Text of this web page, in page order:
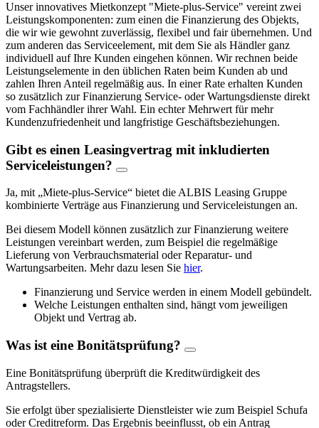
Unser innovatives Mietkonzept "Miete-plus-Service" vereint zwei
Leistungskomponenten: zum einen die Finanzierung des Objekts,
die wir wie gewohnt zuverlässig, flexibel und fair übernehmen. Und
zum anderen das Serviceelement, mit dem Sie als Händler ganz
individuell auf Ihre Kunden eingehen können. Wir rechnen beide
Leistungselemente in den üblichen Raten beim Kunden ab und
zahlen Ihren Anteil regelmäßig aus. In einer Rate erhalten Kunden
so zusätzlich zur Finanzierung Service- oder Wartungsdienste direkt
vom Fachhändler ihrer Wahl. Ein echter Mehrwert für mehr
Kundenzufriedenheit und langfristige Geschäftsbeziehungen.
Gibt es einen Leasingvertrag mit inkludierten
Serviceleistungen?
Ja, mit „Miete-plus-Service“ bietet die ALBIS Leasing Gruppe
kombinierte Verträge aus Finanzierung und Serviceleistungen an.
Bei diesem Modell können zusätzlich zur Finanzierung weitere
Leistungen vereinbart werden, zum Beispiel die regelmäßige
Lieferung von Verbrauchsmaterial oder Reparatur- und
Wartungsarbeiten. Mehr dazu lesen Sie hier.
Finanzierung und Service werden in einem Modell gebündelt.
Welche Leistungen enthalten sind, hängt vom jeweiligen
Objekt und Vertrag ab.
Was ist eine Bonitätsprüfung?
Eine Bonitätsprüfung überprüft die Kreditwürdigkeit des
Antragstellers.
Sie erfolgt über spezialisierte Dienstleister wie zum Beispiel Schufa
oder Creditreform. Das Ergebnis beeinflusst, ob ein Antrag